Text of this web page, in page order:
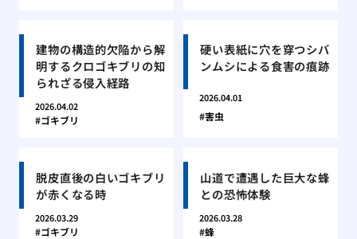
建物の構造的欠陥から解
明するクロゴキブリの知
られざる侵入経路
2026.04.02
ゴキブリ
硬い表紙に穴を穿つシバ
ンムシによる食害の痕跡
2026.04.01
害虫
脱皮直後の白いゴキブリ
が赤くなる時
2026.03.29
ゴキブリ
山道で遭遇した巨大な蜂
との恐怖体験
2026.03.28
蜂